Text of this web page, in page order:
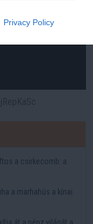
Privacy Policy
a csirkecomb: a
a marhahús a kínai